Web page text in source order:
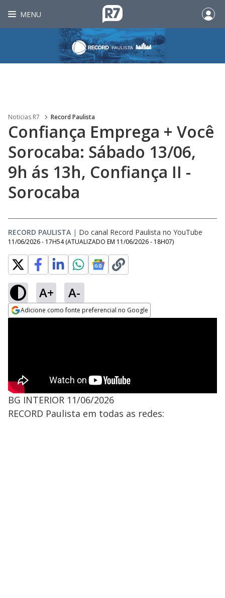
MENU
Noticias R7 Record Paulista
Confiança Emprega + Você
Sorocaba: Sábado 13/06,
9h ás 13h, Confiança II -
Sorocaba
RECORD PAULISTA | Do canal Record Paulista no YouTube
11/06/2026 - 17H54 (ATUALIZADO EM 11/06/2026 - 18H07)
A+ A-
Adicione como fonte preferencial no Google
BG INTERIOR 11/06/2026
RECORD Paulista em todas as redes: